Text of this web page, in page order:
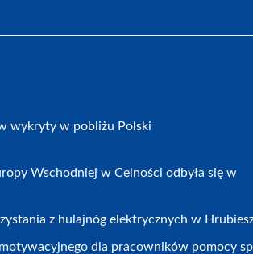
wykryty w pobliżu Polski
Wschodniej w Celności odbyła się w
z hulajnóg elektrycznych w
dla pracowników pomocy